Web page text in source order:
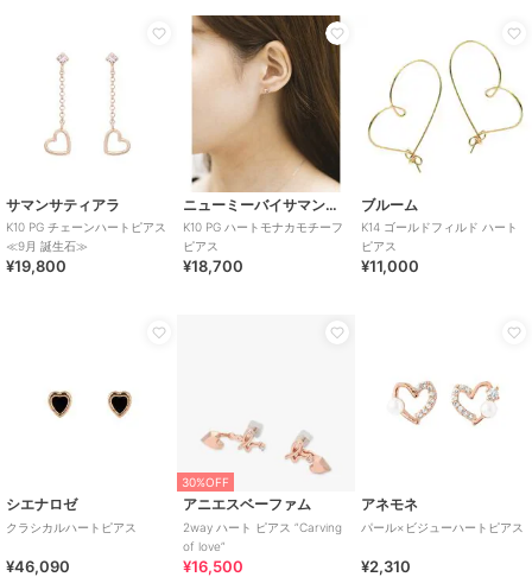
サマンサティアラ
K10 PG チェーンハートピアス
≪9月 誕生石≫
¥19,800
ニューミーバイサマンサタバサ
K10 PG ハートモナカモチーフ
ピアス
¥18,700
ブルーム
K14 ゴールドフィルド ハート
ピアス
¥11,000
シエナロゼ
クラシカルハートピアス
¥46,090
30%OFF
アニエスベーファム
2way ハート ピアス ”Carving
of love”
¥16,500
アネモネ
パール×ビジューハートピアス
¥2,310